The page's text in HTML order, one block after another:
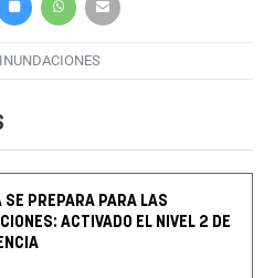
INUNDACIONES
SE PREPARA PARA LAS
ACTIVADO EL NIVEL 2 DE